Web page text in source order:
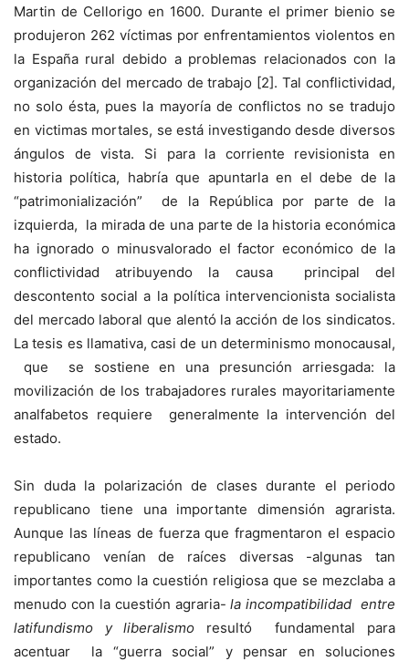
Martin de Cellorigo en 1600. Durante el primer bienio se
produjeron 262 víctimas por enfrentamientos violentos en
la España rural debido a problemas relacionados con la
organización del mercado de trabajo [2]. Tal conflictividad,
no solo ésta, pues la mayoría de conflictos no se tradujo
en victimas mortales, se está investigando desde diversos
ángulos de vista. Si para la corriente revisionista en
historia política, habría que apuntarla en el debe de la
“patrimonialización” de la República por parte de la
izquierda, la mirada de una parte de la historia económica
ha ignorado o minusvalorado el factor económico de la
conflictividad atribuyendo la causa principal del
descontento social a la política intervencionista socialista
del mercado laboral que alentó la acción de los sindicatos.
La tesis es llamativa, casi de un determinismo monocausal,
que se sostiene en una presunción arriesgada: la
movilización de los trabajadores rurales mayoritariamente
analfabetos requiere generalmente la intervención del
estado.
Sin duda la polarización de clases durante el periodo
republicano tiene una importante dimensión agrarista.
Aunque las líneas de fuerza que fragmentaron el espacio
republicano venían de raíces diversas -algunas tan
importantes como la cuestión religiosa que se mezclaba a
menudo con la cuestión agraria-la incompatibilidad entre
latifundismo y liberalismo resultó fundamental para
acentuar la “guerra social” y pensar en soluciones